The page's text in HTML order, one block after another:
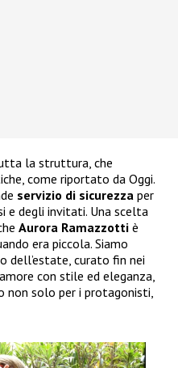
la struttura, che
come riportato da Oggi.
servizio di sicurezza per
e degli invitati. Una scelta
Aurora Ramazzotti è
era piccola. Siamo
dell’estate, curato fin nei
con stile ed eleganza,
non solo per i protagonisti,